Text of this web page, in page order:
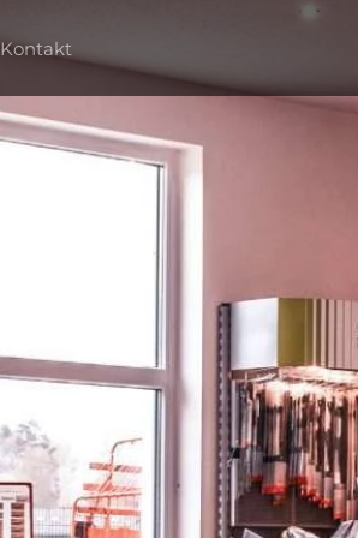
Kontakt